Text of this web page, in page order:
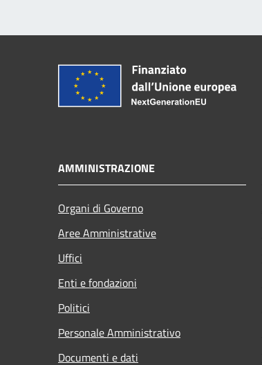
AMMINISTRAZIONE
Organi di Governo
Aree Amministrative
Uffici
Enti e fondazioni
Politici
Personale Amministrativo
Documenti e dati